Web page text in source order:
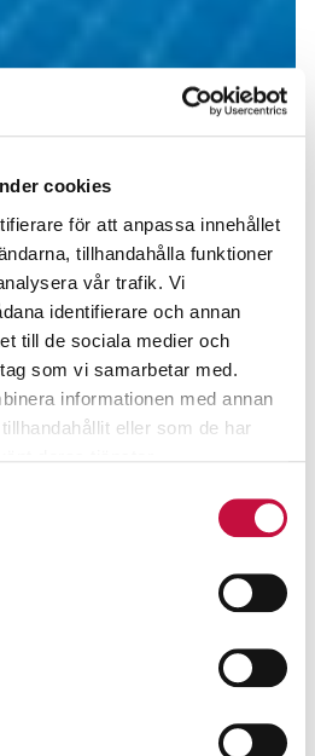
cookies
för att anpassa innehållet
tillhandahålla funktioner
vår trafik. Vi
identifierare och annan
till de sociala medier och
som vi samarbetar med.
informationen med annan
eller som de har